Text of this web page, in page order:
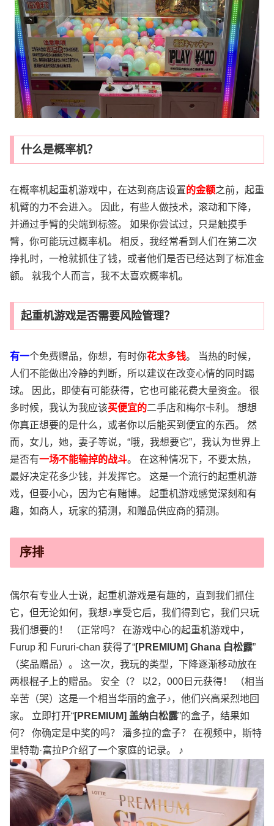
什么是概率机？
在概率机起重机游戏中，在达到商店设置的金额之前，起重
机臂的力不会进入。 因此，有些人做技术，滚动和下降，
并通过手臂的尖端到标签。 如果你尝试过，只是触摸手
臂，你可能玩过概率机。 相反，我经常看到人们在第二次
挣扎时，一枪就抓住了钱，或者他们是否已经达到了标准金
额。 就我个人而言，我不太喜欢概率机。
起重机游戏是否需要风险管理？
有一个免费赠品，你想，有时你花太多钱。 当热的时候，
人们不能做出冷静的判断，所以建议在改变心情的同时踢
球。 因此，即使有可能获得，它也可能花费大量资金。 很
多时候，我认为我应该买便宜的二手店和梅尔卡利。 想想
你真正想要的是什么，或者你以后能买到便宜的东西。 然
而，女儿，她，妻子等说，“哦，我想要它”，我认为世界上
是否有一场不能输掉的战斗。 在这种情况下，不要太热，
最好决定花多少钱，并发挥它。 这是一个流行的起重机游
戏，但要小心，因为它有赌博。 起重机游戏感觉深刻和有
趣，如商人，玩家的猜测，和赠品供应商的猜测。
序排
偶尔有专业人士说，起重机游戏是有趣的，直到我们抓住
它，但无论如何，我想♪享受它后，我们得到它，我们只玩
我们想要的！ （正常吗？ 在游戏中心的起重机游戏中，
Furup 和 Fururi-chan 获得了“[PREMIUM] Ghana 白松露”
（奖品赠品）。 这一次，我玩的类型，下降逐渐移动放在
两根棍子上的赠品。 安全（？ 以2，000日元获得！ （相当
辛苦（哭）这是一个相当华丽的盒子♪，他们兴高采烈地回
家。 立即打开“[PREMIUM] 盖纳白松露”的盒子，结果如
何？ 你确定是中奖的吗？ 潘多拉的盒子？ 在视频中，斯特
里特勒·富拉P介绍了一个家庭的记录。 ♪